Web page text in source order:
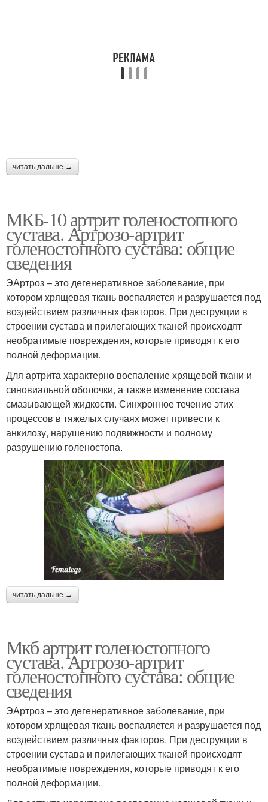
читать дальше →
МКБ-10 артрит голеностопного
сустава. Артрозо-артрит
голеностопного сустава: общие
сведения
ЭАртроз – это дегенеративное заболевание, при
котором хрящевая ткань воспаляется и разрушается под
воздействием различных факторов. При деструкции в
строении сустава и прилегающих тканей происходят
необратимые повреждения, которые приводят к его
полной деформации.
Для артрита характерно воспаление хрящевой ткани и
синовиальной оболочки, а также изменение состава
смазывающей жидкости. Синхронное течение этих
процессов в тяжелых случаях может привести к
анкилозу, нарушению подвижности и полному
разрушению голеностопа.
читать дальше →
Мкб артрит голеностопного
сустава. Артрозо-артрит
голеностопного сустава: общие
сведения
ЭАртроз – это дегенеративное заболевание, при
котором хрящевая ткань воспаляется и разрушается под
воздействием различных факторов. При деструкции в
строении сустава и прилегающих тканей происходят
необратимые повреждения, которые приводят к его
полной деформации.